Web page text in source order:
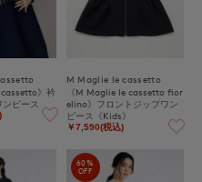
cassetto》衿
ピース
M Maglie le cassetto
《M Maglie le cassetto fior
elino》フロントジップワン
ピース《Kids》
￥7,590(税込)
60%
OFF